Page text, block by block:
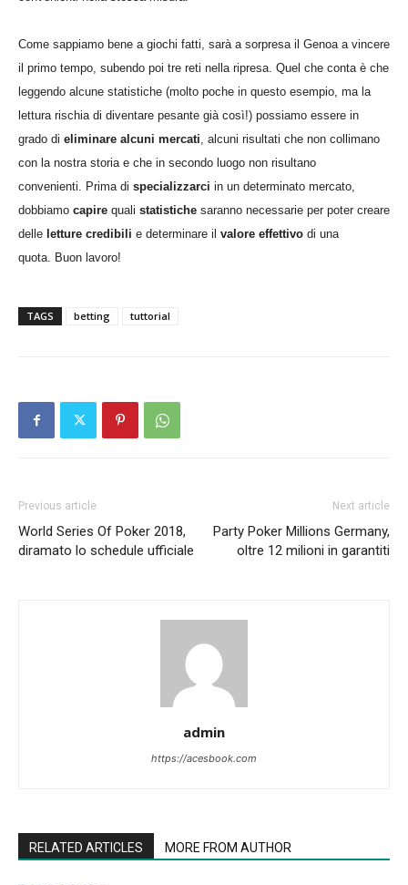
Come sappiamo bene a giochi fatti, sarà a sorpresa il Genoa a vincere
il primo tempo, subendo poi tre reti nella ripresa. Quel che conta è che
leggendo alcune statistiche (molto poche in questo esempio, ma la
lettura rischia di diventare pesante già così!) possiamo essere in
grado di eliminare alcuni mercati, alcuni risultati che non collimano
con la nostra storia e che in secondo luogo non risultano
convenienti. Prima di specializzarci in un determinato mercato,
dobbiamo capire quali statistiche saranno necessarie per poter creare
delle letture credibili e determinare il valore effettivo di una
quota. Buon lavoro!
TAGS betting tuttorial
Previous article
World Series Of Poker 2018,
diramato lo schedule ufficiale
Next article
Party Poker Millions Germany,
oltre 12 milioni in garantiti
admin
https://acesbook.com
RELATED ARTICLES MORE FROM AUTHOR